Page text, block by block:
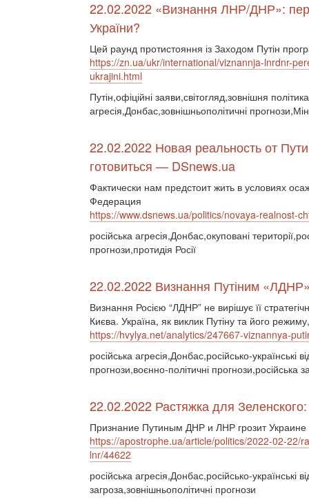
22.02.2022 «Визнання ЛНР/ДНР»:
України?
Цей раунд протистояння із Заходом Путін
https://zn.ua/ukr/international/viznannja-lnrdnr-
ukrajini.html
Путін,офіційні заяви,світогляд,зовнішня
агресія,Донбас,зовнішньополітичні
22.02.2022 Новая реальность от
готовиться — DSnews.ua
Фактически нам предстоит жить в условиях
Федерация
https://www.dsnews.ua/politics/novaya-realnost-
російська агресія,Донбас,окуповані
прогнози,протидія Росії
22.02.2022 Визнання Путіним
Визнання Росією “ЛДНР” не вирішує її
Києва. Україна, як виклик Путіну та його
https://hvylya.net/analytics/247667-viznannya-
російська агресія,Донбас,російсько-українські
прогнози,воєнно-політичні прогнози,російська
22.02.2022 Растяжка для
Признание Путиным ДНР и ЛНР грозит
https://apostrophe.ua/article/politics/2022-02-22/
lnr/44622
російська агресія,Донбас,російсько-українські
загроза,зовнішньополітичні прогнози